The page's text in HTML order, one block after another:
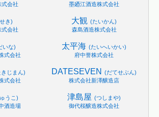
式会社
墨廼江酒造株式会社
き)
式会社
大観 (たいかん)
森島酒造株式会社
いな)
式会社
太平海 (たいへいかい)
府中誉株式会社
じまん)
式会社
DATESEVEN
(だてせぶん)
株式会社新澤醸造店
うこ)
酒造場
津島屋 (つしまや)
御代桜醸造株式会社